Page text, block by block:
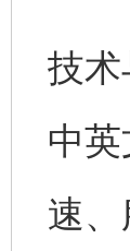
技
中
速